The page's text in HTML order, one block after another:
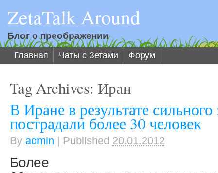
ZetaTalk Around
Блог о преображении
Главная Чаты с Зетами Форум
Tag Archives: Иран
В Иране в результате
пострадали более 30 человек
By admin | Published 20.01.2012
Более